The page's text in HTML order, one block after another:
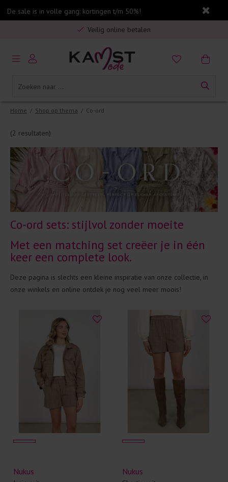
De sale is in volle gang: kortingen t/m 50%!
Veilig online betalen
5% spaarbonus op jouw aankoop
Gratis verzending in Nederland vanaf €75,-
Home / Shop op thema / Co-ord
(2 resultaten)
Co-ord sets: stijlvol zonder moeite
Met een matching set creëer je in één
keer een complete look.
Deze pagina is slechts een kleine inspiratie van onze collectie, in
onze winkels en online ontdek je nog veel meer moois!
Nukus Nukus